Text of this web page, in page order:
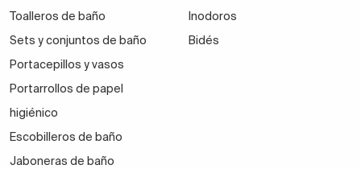
Toalleros de baño
Sets y conjuntos de baño
Portacepillos y vasos
Portarrollos de papel
higiénico
Escobilleros de baño
Jaboneras de baño
Inodoros
Bidés